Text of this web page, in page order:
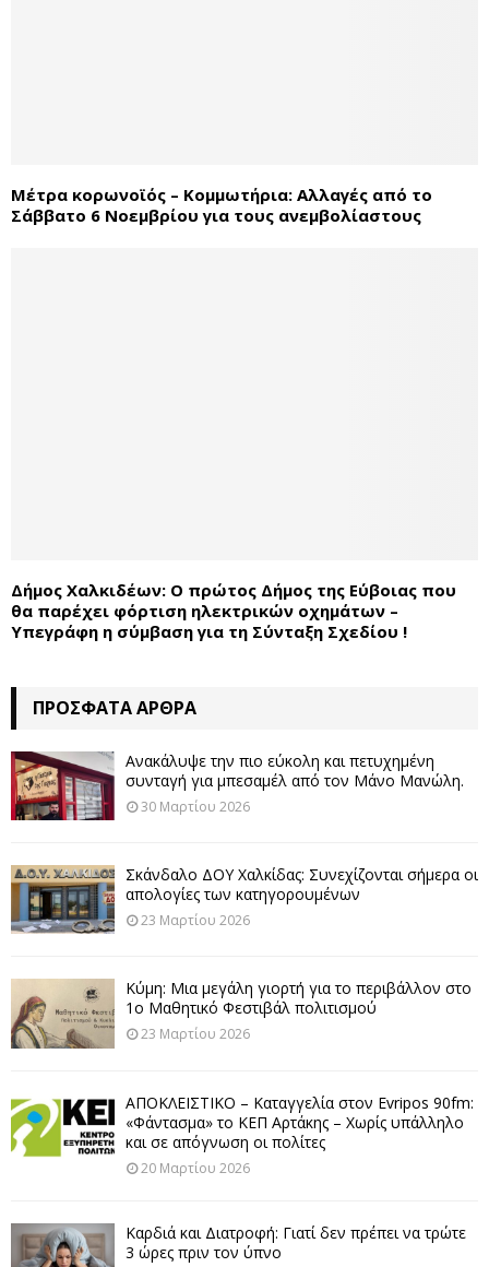
Μέτρα κορωνοϊός – Κομμωτήρια: Αλλαγές από το
Σάββατο 6 Νοεμβρίου για τους ανεμβολίαστους
Δήμος Χαλκιδέων: Ο πρώτος Δήμος της Εύβοιας που
θα παρέχει φόρτιση ηλεκτρικών οχημάτων –
Υπεγράφη η σύμβαση για τη Σύνταξη Σχεδίου !
ΠΡΌΣΦΑΤΑ ΆΡΘΡΑ
Ανακάλυψε την πιο εύκολη και πετυχημένη
συνταγή για μπεσαμέλ από τον Μάνο Μανώλη.
30 Μαρτίου 2026
Σκάνδαλο ΔΟΥ Χαλκίδας: Συνεχίζονται σήμερα οι
απολογίες των κατηγορουμένων
23 Μαρτίου 2026
Κύμη: Μια μεγάλη γιορτή για το περιβάλλον στο
1ο Μαθητικό Φεστιβάλ πολιτισμού
23 Μαρτίου 2026
ΑΠΟΚΛΕΙΣΤΙΚΟ – Καταγγελία στον Evripos 90fm:
«Φάντασμα» το ΚΕΠ Αρτάκης – Χωρίς υπάλληλο
και σε απόγνωση οι πολίτες
20 Μαρτίου 2026
Καρδιά και Διατροφή: Γιατί δεν πρέπει να τρώτε
3 ώρες πριν τον ύπνο